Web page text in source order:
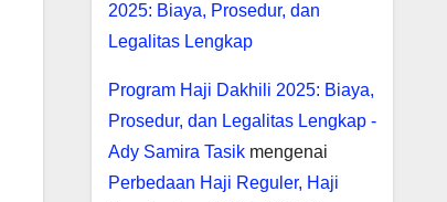
2025: Biaya, Prosedur, dan
Legalitas Lengkap
Program Haji Dakhili 2025: Biaya,
Prosedur, dan Legalitas Lengkap -
Ady Samira Tasikmengenai
Perbedaan Haji Reguler, Haji